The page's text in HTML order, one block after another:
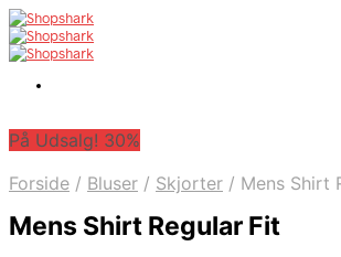
På Udsalg! 30%
Forside / Bluser / Skjorter / Mens Shirt
Mens Shirt Regular Fit